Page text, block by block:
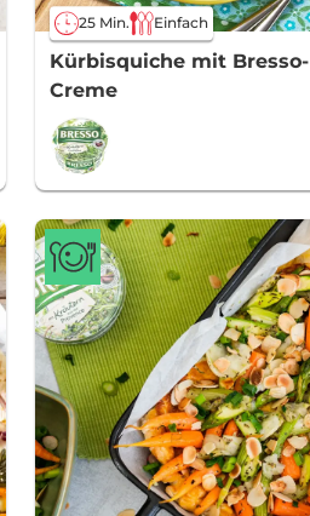
25 Min. Einfach
Kürbisquiche mit Bresso-
Creme